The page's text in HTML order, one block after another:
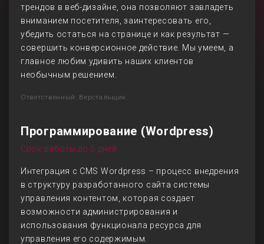
трендов в веб-дизайне, она позволяют завладеть
вниманием посетителя, заинтересовать его,
убедить остаться на странице и как результат —
совершить конверсионное действие. Мы умеем, а
главное любим удивить наших клиентов
необычным решением.
Ответственный: Верстальщик
Программирование (Wordpress)
Срок работы до 5 дней
Интеграция с CMS Wordpress – процесс внедрения
в структуру разработанного сайта системы
управления контентом, которая создает
возможности администрирования и
использования функционала ресурса для
управления его содержимым.